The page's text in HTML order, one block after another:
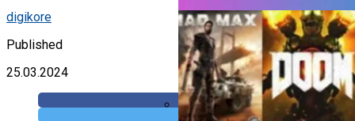
digikore
Published
25.03.2024